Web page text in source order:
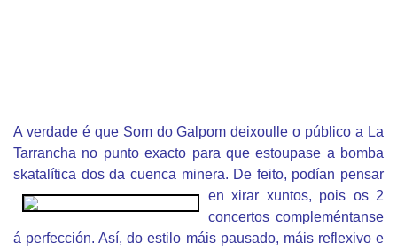
A verdade é que Som do Galpom deixoulle o público a La
Tarrancha no punto exacto para que estoupase a bomba
skatalítica dos da cuenca minera. De feito, podían pensar
en xirar xuntos, pois os 2
concertos compleméntanse
á perfección. Así, do estilo máis pausado, máis reflexivo e